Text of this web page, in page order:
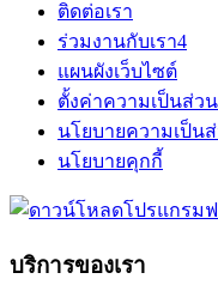
ติดต่อเรา
ร่วมงานกับเรา4
แผนผังเว็บไซต์
ตั้งค่าความเป็นส่ว
นโยบายความเป็น
นโยบายคุกกี้
บริการของเรา